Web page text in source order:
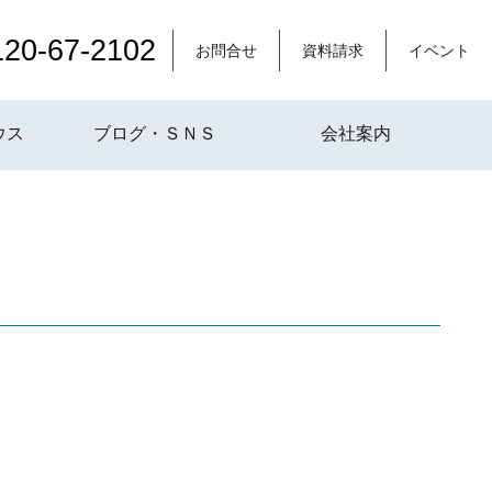
67-2102 お問合せ 資料請求 イベント
ス ブログ・ＳＮＳ 会社案内